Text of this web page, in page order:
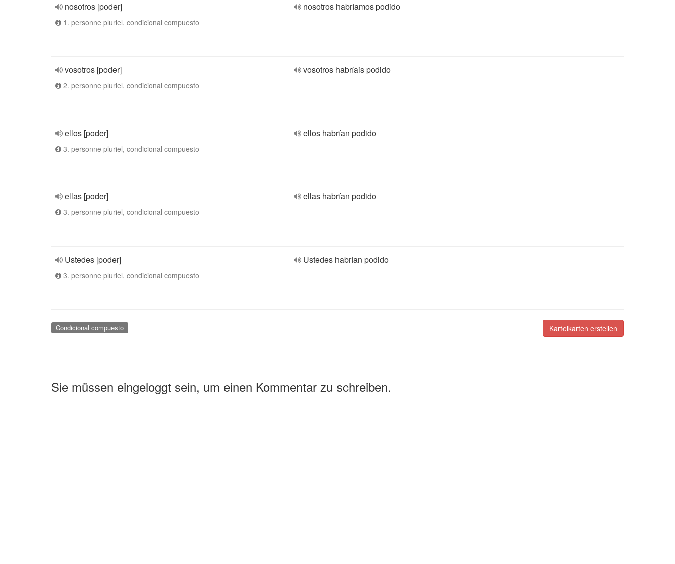
nosotros [poder]
1. personne pluriel, condicional compuesto
nosotros habríamos podido
vosotros [poder]
2. personne pluriel, condicional compuesto
vosotros habríais podido
ellos [poder]
3. personne pluriel, condicional compuesto
ellos habrían podido
ellas [poder]
3. personne pluriel, condicional compuesto
ellas habrían podido
Ustedes [poder]
3. personne pluriel, condicional compuesto
Ustedes habrían podido
Karteikarten erstellen
Condicional compuesto
Sie müssen eingeloggt sein, um einen Kommentar zu schreiben.